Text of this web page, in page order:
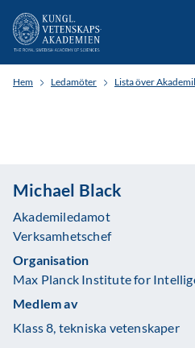
Hem Ledamöter Lista över
Michael Black
Akademiledamot
Verksamhetschef
Organisation
Max Planck Institute for
Medlem av
Klass 8, tekniska vetenskaper